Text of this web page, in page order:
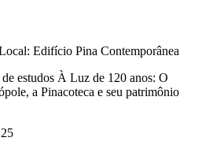
Edifício Pina Contemporânea
estudos À Luz de 120 anos: O
a Pinacoteca e seu patrimônio